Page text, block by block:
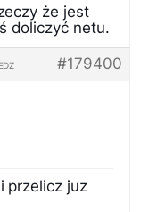
że jest
doliczyć netu.
#179400
przelicz juz